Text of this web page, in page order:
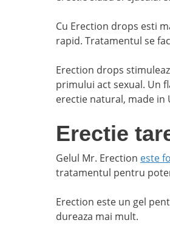
Cu Erection drops esti
rapid. Tratamentul se
Erection drops
primului act sexual. Un
erectie natural, made in
Erectie
Gelul Mr. Erection este
tratamentul pentru
Erection este un gel
dureaza mai mult.